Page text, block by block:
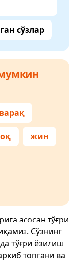
сўзлар
варақ
жин
асосан тўғри
Сўзнинг
тўғри ёзилиш
топгани ва